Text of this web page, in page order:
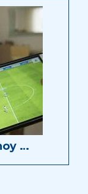
…